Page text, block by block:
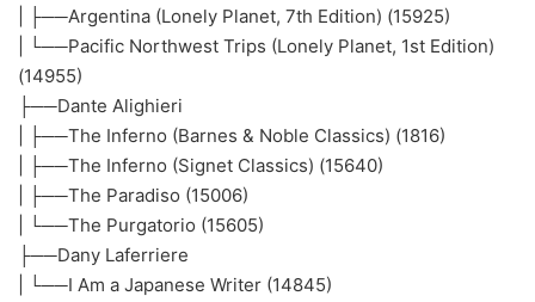
| ├──Argentina (Lonely Planet, 7th Edition) (15925)
| └──Pacific Northwest Trips (Lonely Planet, 1st Edition)
(14955)
├──Dante Alighieri
| ├──The Inferno (Barnes & Noble Classics) (1816)
| ├──The Inferno (Signet Classics) (15640)
| ├──The Paradiso (15006)
| └──The Purgatorio (15605)
├──Dany Laferriere
| └──I Am a Japanese Writer (14845)